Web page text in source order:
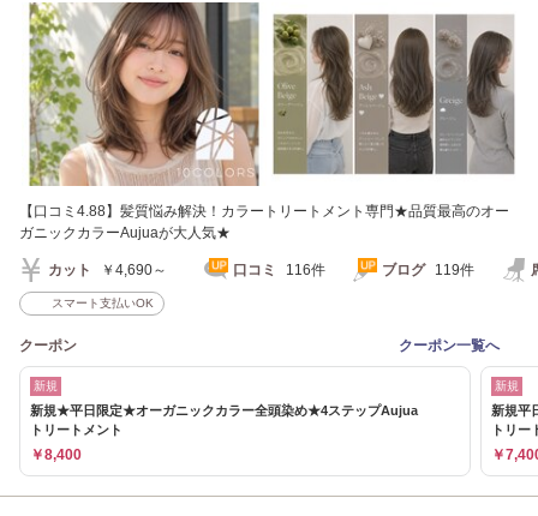
【口コミ4.88】髪質悩み解決！カラートリートメント専門★品質最高のオー
ガニックカラーAujuaが大人気★
カット ￥4,690～ 口コミ 116件 ブログ 119件
スマート支払いOK
クーポン クーポン一覧へ
新規
新規★平日限定★オーガニックカラー全頭染め★4ステップAujua
トリートメント
￥8,400
新規
新規平
トリー
￥